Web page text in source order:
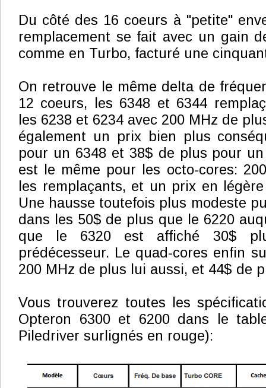
Du côté des 16 coeurs à "petite"
remplacement se fait avec un gain
comme en Turbo, facturé une
On retrouve le même delta de
12 coeurs, les 6348 et 6344
les 6238 et 6234 avec 200 MHz de
également un prix bien plus
pour un 6348 et 38$ de plus pour
est le même pour les octo-cores:
les remplaçants, et un prix en
Une hausse toutefois plus modeste
dans les 50$ de plus que le 6220
que le 6320 est affiché 30$
prédécesseur. Le quad-cores enfin
200 MHz de plus lui aussi, et 44$ de
Vous trouverez toutes les
Opteron 6300 et 6200 dans le
Piledriver surlignés en rouge):